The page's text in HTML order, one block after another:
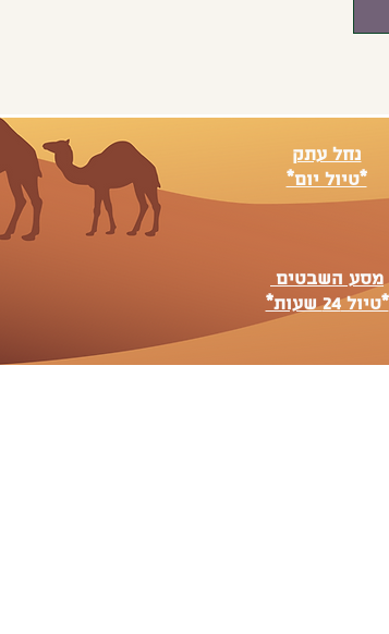
נחל עתק
*טיול יום*
מסע השבטים
*טיול 24 שעות*